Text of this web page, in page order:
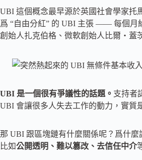
UBI 這個概念最早源於英國社會學家托
爲 “自由分紅” 的 UBI 主張 —— 每個月
創始人扎克伯格、微軟創始人比爾・蓋
UBI 是一個很有爭議性的話題。 支持者
UBI 會讓很多人失去工作的動力，實質
那 UBI 跟區塊鏈有什麼關係呢？爲什
比如公開透明、難以篡改、去信任中介